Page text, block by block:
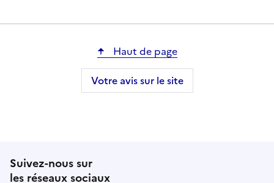
Haut de page
Votre avis sur le site
Suivez-nous sur
les réseaux sociaux